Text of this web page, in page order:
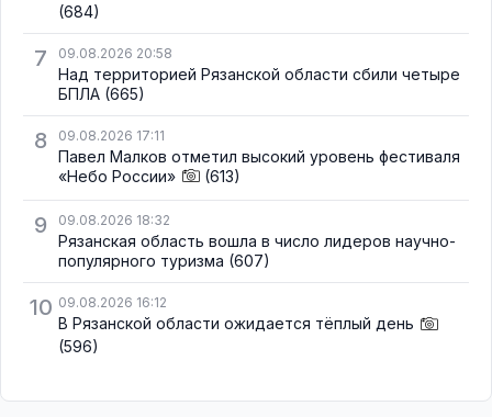
(684)
7 09.08.2026 20:58
Над территорией Рязанской области сбили четыре
БПЛА (665)
8 09.08.2026 17:11
Павел Малков отметил высокий уровень фестиваля
«Небо России»
(613)
9 09.08.2026 18:32
Рязанская область вошла в число лидеров научно-
популярного туризма (607)
10 09.08.2026 16:12
В Рязанской области ожидается тёплый день
(596)